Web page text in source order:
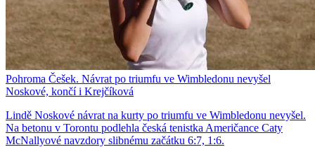
Pohroma Češek. Návrat po triumfu ve Wimbledonu nevyšel
Noskové, končí i Krejčíková
Lindě Noskové návrat na kurty po triumfu ve Wimbledonu nevyšel.
Na betonu v Torontu podlehla česká tenistka Američance Caty
McNallyové navzdory slibnému začátku 6:7, 1:6.